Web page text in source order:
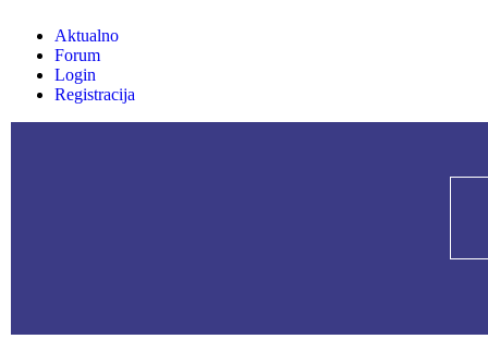
Aktualno
Forum
Login
Registracija